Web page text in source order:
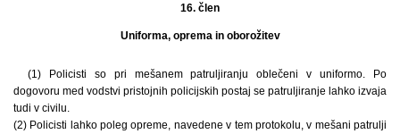
16. člen
Uniforma, oprema in oborožitev
(1) Policisti so pri mešanem patruljiranju oblečeni v uniformo. Po
dogovoru med vodstvi pristojnih policijskih postaj se patruljiranje lahko izvaja
tudi v civilu.
(2) Policisti lahko poleg opreme, navedene v tem protokolu, v mešani patrulji